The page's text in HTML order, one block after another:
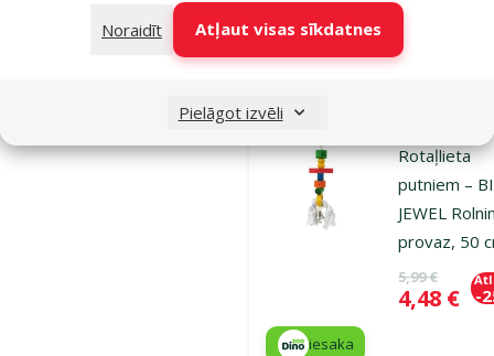
Noraidīt
Atļaut visas sīkdatnes
Pielāgot izvēli
Noliktavā
Rotaļlieta
putniem –
JEWEL
provaz, 50
Oriģinālā
5,99 €
Cena
4,48 € -
iesaka